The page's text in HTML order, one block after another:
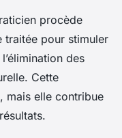
procède
traitée pour stimuler
des
Cette
mais elle contribue